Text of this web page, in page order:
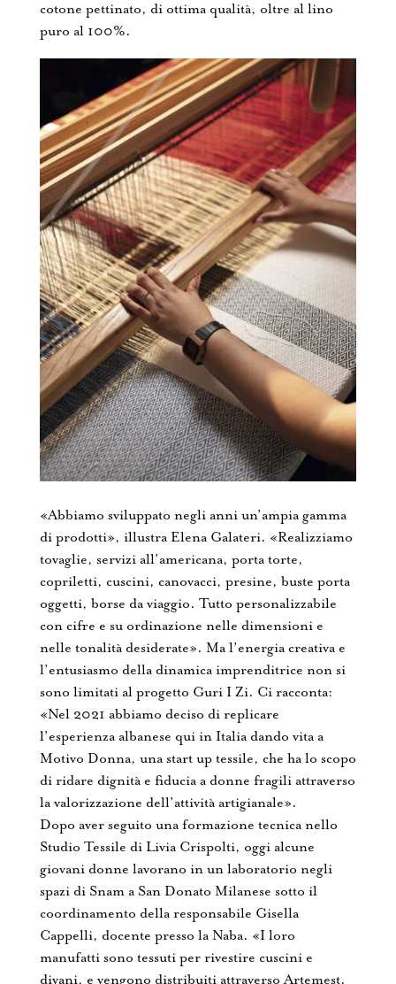
cotone pettinato, di ottima qualità, oltre al lino
puro al 100%.
«Abbiamo sviluppato negli anni un’ampia gamma
di prodotti», illustra Elena Galateri. «Realizziamo
tovaglie, servizi all’americana, porta torte,
copriletti, cuscini, canovacci, presine, buste porta
oggetti, borse da viaggio. Tutto personalizzabile
con cifre e su ordinazione nelle dimensioni e
nelle tonalità desiderate». Ma l’energia creativa e
l’entusiasmo della dinamica imprenditrice non si
sono limitati al progetto Guri I Zi. Ci racconta:
«Nel 2021 abbiamo deciso di replicare
l’esperienza albanese qui in Italia dando vita a
Motivo Donna, una start up tessile, che ha lo scopo
di ridare dignità e fiducia a donne fragili attraverso
la valorizzazione dell’attività artigianale».
Dopo aver seguito una formazione tecnica nello
Studio Tessile di Livia Crispolti, oggi alcune
giovani donne lavorano in un laboratorio negli
spazi di Snam a San Donato Milanese sotto il
coordinamento della responsabile Gisella
Cappelli, docente presso la Naba. «I loro
manufatti sono tessuti per rivestire cuscini e
divani, e vengono distribuiti attraverso Artemest.